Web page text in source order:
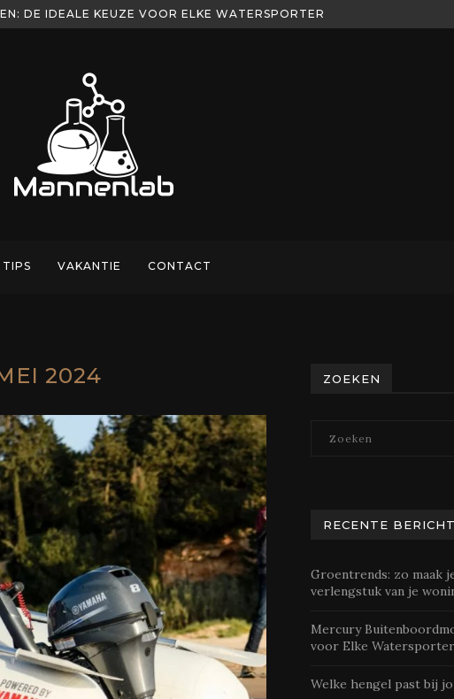
DE IDEALE KEUZE VOOR ELKE WATERSPORTER
TIPS VAKANTIE CONTACT
2024 ZOEKEN
RECENTE
Groentrends: zo maak
verlengstuk van je
Mercury
voor Elke Watersporter
Welke hengel past bij